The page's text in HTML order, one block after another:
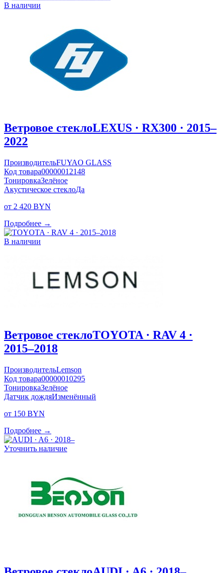
В наличии
Ветровое стеклоLEXUS · RX300 · 2015–
2022
ПроизводительFUYAO GLASS
Код товара00000012148
ТонировкаЗелёное
Акустическое стеклоДа
от 2 420 BYN
Подробнее →
В наличии
Ветровое стеклоTOYOTA · RAV 4 ·
2015–2018
ПроизводительLemson
Код товара00000010295
ТонировкаЗелёное
Датчик дождяИзменённый
от 150 BYN
Подробнее →
Уточнить наличие